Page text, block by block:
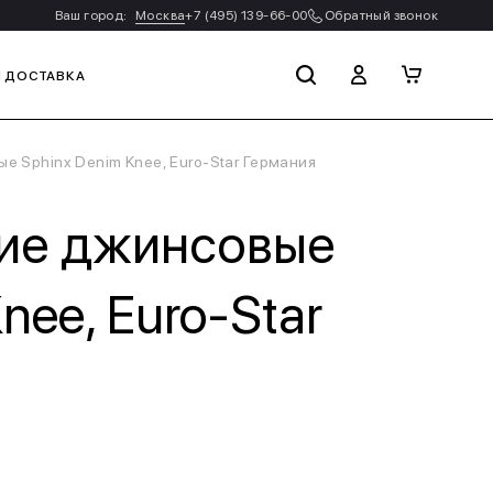
Ваш город: Москва+7 (495) 139-66-00 Обратный звонок
ДОСТАВКА
Sphinx Denim Knee, Euro-Star Германия
джинсовые
Euro-Star